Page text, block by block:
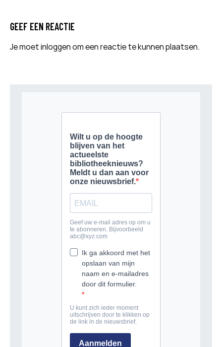
GEEF EEN REACTIE
Je moetinloggenom een reactie te kunnen plaatsen.